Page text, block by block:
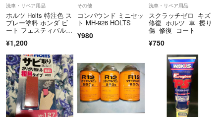
洗車・リペア用品
ホルツ Holts 特注色 ス
プレー塗料 ホンダ ビ
ート フェスティバルレ
¥1,200
その他
コンパウンド ミニセッ
ト MH-926 HOLTS
¥980
洗車・リペア用品
スクラッチゼロ キズ
修復 ホルツ 車 擦り
傷 修復 コート
¥750